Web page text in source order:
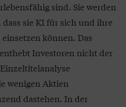
sind. Sie werden
dass sie KI für sich und ihre
können. Das
Investoren nicht der
wenigen Aktien
dastehen. In der